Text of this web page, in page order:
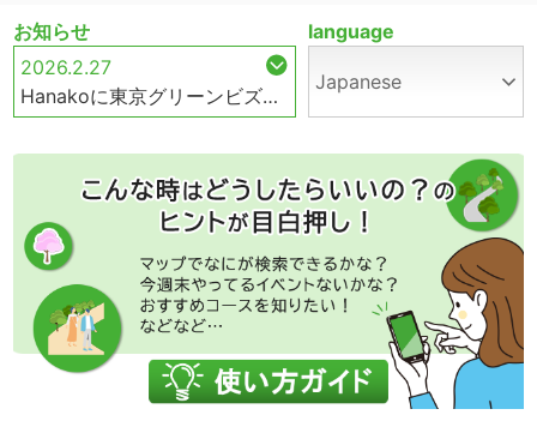
お知らせ
2026.2.27
Hanakoに東京グリーンビズの記事が掲載されました！
language
Japanese